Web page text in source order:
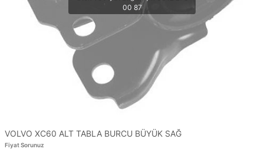
VOLVO XC60 ALT TABLA BURCU BÜYÜK SAĞ
Fiyat Sorunuz